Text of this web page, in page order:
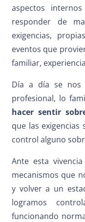
aspectos
responder de
exigencias,
eventos que
familiar,
Día a día se nos
profesional, lo
hacer sentir
que las
control alguno
Ante esta
mecanismos que
y volver a un
logramos
funcionando